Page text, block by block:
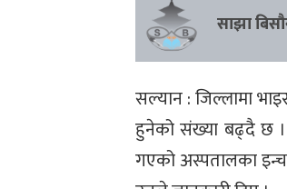
साझा
सल्यान : जिल्लामा
हुनेको संख्या बढ्दै छ ।
गएको अस्पतालका